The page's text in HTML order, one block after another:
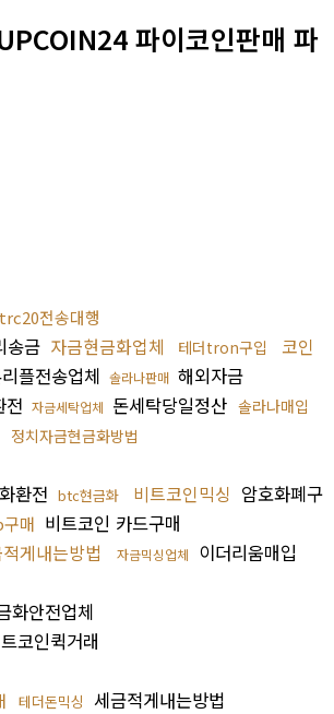
파이코인판매 파
trc20전송대행
송금 자금현금화업체 테더tron구입
코인
플전송업체 솔라나판매 해외자금
전 자금세탁업체 돈세탁당일정산 솔라나매입
정치자금현금화방법
환전 btc현금화 비트코인믹싱 암호화폐구
매 비트코인 카드구매
게내는방법 자금믹싱업체
이더리움매입
화안전업체
코인퀵거래
테더돈믹싱 세금적게내는방법